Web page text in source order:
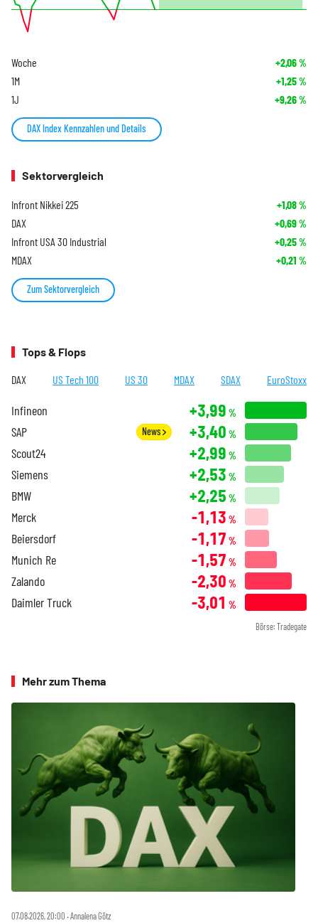
Woche +2,06%
1M +1,25%
1J +9,26%
DAX Index Kennzahlen und Details
Sektorvergleich
Infront Nikkei 225 +1,08%
DAX +0,69%
Infront USA 30 Industrial +0,25%
MDAX +0,21 %
Zum Sektorvergleich
Tops & Flops
DAX US Tech 100 US 30 MDAX SDAX EuroStoxx
Infineon +3,99 %
SAP News +3,40 %
Scout24 +2,99 %
Siemens +2,53 %
BMW +2,25 %
Merck -1,13 %
Beiersdorf -1,17 %
Munich Re -1,57 %
Zalando -2,30 %
Daimler Truck -3,01 %
Börse: Tradegate
Mehr zum Thema
07.08.2026, 20:00 ‧ Annalena Götz